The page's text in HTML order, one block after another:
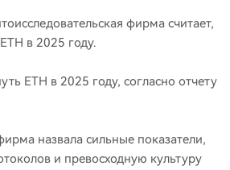
фирма считает,
в 2025 году.
ETH в 2025 году, согласно отчету
назвала сильные показатели,
и превосходную культуру